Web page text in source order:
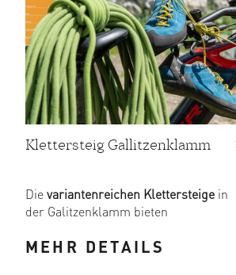
Klettersteig Gallitzenklamm
Dievariantenreichen Klettersteige in
der Galitzenklamm bieten
MEHR DETAILS